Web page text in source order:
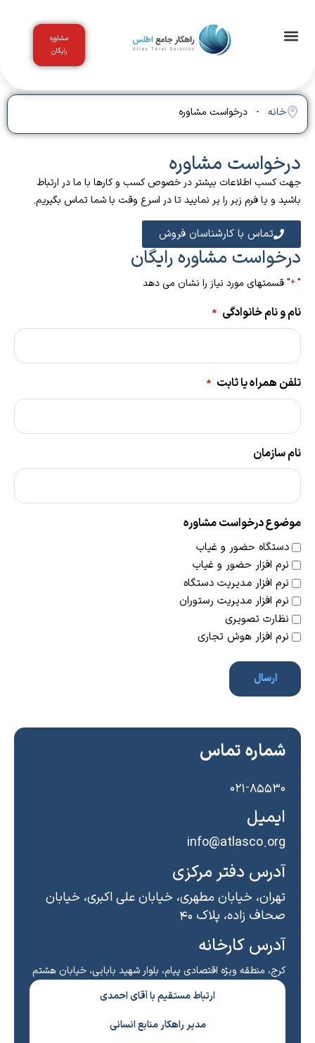
مشاوره
رایگان
خانه - درخواست مشاوره
درخواست مشاوره
جهت کسب اطلاعات بیشتر در خصوص کسب و کار‌ها با ما در ارتباط
باشید و یا فرم زیر را پر نمایید تا در اسرع وقت با شما تماس بگیریم.
تماس با کارشناسان فروش
درخواست مشاوره رایگان
"
*" قسمتهای مورد نیاز را نشان می دهد
نام و نام خانوادگی *
تلفن همراه یا ثابت *
نام سازمان
موضوع درخواست مشاوره
دستگاه حضور و غیاب
نرم افزار حضور و غیاب
نرم افزار مدیریت دستگاه
نرم افزار مدیریت رستوران
نظارت تصویری
نرم افزار هوش تجاری
شماره تماس
۰۲۱-۸۵۵۳۰
ایمیل
info@atlasco.org
آدرس دفتر مرکزی
تهران، خیابان مطهری، خیابان علی اکبری، خیابان
صحاف زاده، پلاک ۴۰
آدرس کارخانه
کرج، منطقه ویژه اقتصادی پیام، بلوار شهید بابایی، خیابان هشتم
ارتباط مستقیم با آقای احمدی
مدیر راهکار منابع انسانی